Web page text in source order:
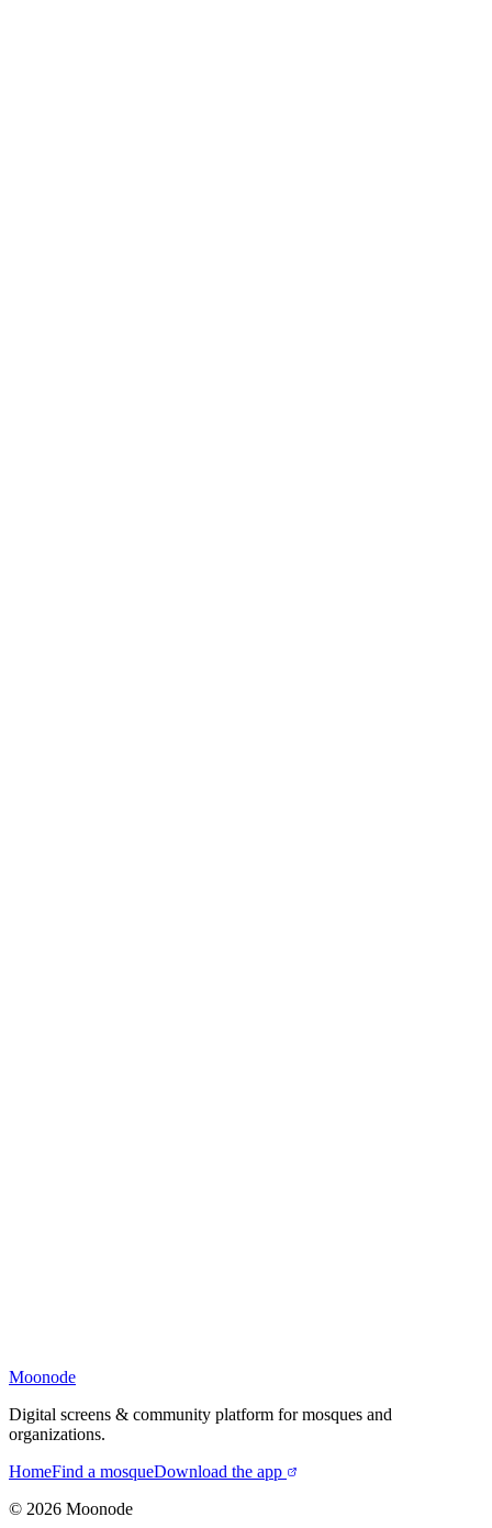
Moonode
Digital screens & community platform for mosques and
organizations.
HomeFind a mosqueDownload the app
© 2026 Moonode